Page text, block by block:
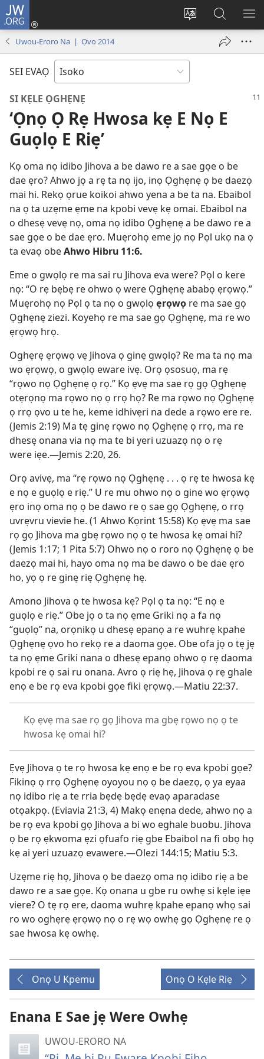
JW.ORG
Nwene
Ro
Eva
window)
Gwọlọ
JW.ORG
Uwou-Eroro Na | Ọvo 2014
SEI EVAỌ
SI KẸLE ỌGHẸNẸ
‘Ọnọ Ọ Rẹ Hwosa kẹ E Nọ E
Guọlọ E Riẹ’
Kọ oma nọ idibo Jihova a be dawo re a sae gọe o be
dae ẹro? Ahwo jọ a rẹ ta nọ ijo, inọ Ọghẹnẹ ọ be daezọ
mai hi. Rekọ ọrue koikoi ahwo yena a be ta na. Ebaibol
na ọ ta uzẹme ẹme na kpobi vevẹ kẹ omai. Ebaibol na
o dhesẹ vevẹ nọ, oma nọ idibo Ọghẹnẹ a be dawo re a
sae gọe o be dae ẹro. Muẹrohọ eme jọ nọ Pọl ukọ na ọ
ta evaọ obeAhwo Hibru 11:6.
Eme o gwọlọ re ma sai ru Jihova eva were? Pọl o kere
nọ: “O rẹ bẹbẹ re ohwo ọ were Ọghẹnẹ ababọ ẹrọwọ.”
Muẹrohọ nọ Pọl ọ ta nọ o gwọlọ ẹrọwọ re ma sae gọ
Ọghẹnẹ ziezi. Koyehọ re ma sae gọ Ọghẹnẹ, ma re wo
ẹrọwọ hrọ.
Oghẹrẹ ẹrọwọ vẹ Jihova ọ ginẹ gwọlọ? Re ma ta nọ ma
wo ẹrọwọ, o gwọlọ eware ivẹ. Orọ ọsosuọ, ma rẹ
“rọwo nọ Ọghẹnẹ ọ rọ.” Kọ ẹvẹ ma sae rọ gọ Ọghẹnẹ
otẹrọnọ ma rọwo nọ ọ rrọ họ? Re ma rọwo nọ Ọghẹnẹ
ọ rrọ ọvo u te he, keme idhivẹri na dede a rọwo ere re.
(Jemis 2:19) Ma tẹ ginẹ rọwo nọ Ọghẹnẹ ọ rrọ, ma re
dhesẹ onana via nọ ma te bi yeri uzuazọ nọ o rẹ
were iẹe.—Jemis 2:20, 26.
Orọ avivẹ, ma “rẹ rọwo nọ Ọghẹnẹ . . . ọ rẹ te hwosa kẹ
e nọ e guọlọ e riẹ.” U re mu ohwo nọ o gine wo ẹrọwọ
ẹro inọ oma nọ ọ be dawo re ọ sae gọ Ọghẹnẹ, o rrọ
uvrẹvru vievie he. (1 Ahwo Kọrint 15:58) Kọ ẹvẹ ma sae
rọ gọ Jihova ma gbẹ rọwo nọ ọ te hwosa kẹ omai hi?
(Jemis 1:17; 1 Pita 5:7) Ohwo nọ o roro nọ Ọghẹnẹ ọ be
daezọ mai hi, hayo oma nọ ma be dawo o be dae ẹro
ho, yọ ọ re ginẹ riẹ Ọghẹnẹ hẹ.
Amono Jihova ọ te hwosa kẹ? Pọl ọ ta nọ: “E nọ e
guọlọ e riẹ.” Obe jọ o ta nọ ẹme Griki nọ a fa nọ
“guọlọ” na, orọnikọ u dhesẹ epanọ a re wuhrẹ kpahe
Ọghẹnẹ ọvo ho rekọ re a daoma gọe. Obe ofa jọ o tẹ jẹ
ta nọ ẹme Griki nana o dhesẹ epanọ ohwo ọ rẹ daoma
kpobi re ọ sai ru onana. Avro ọ riẹ hẹ, Jihova ọ rẹ ghale
enọ e be rọ eva kpobi gọe fiki ẹrọwọ.—Matiu 22:37.
Kọ ẹvẹ ma sae rọ gọ Jihova ma gbẹ rọwo nọ ọ te
hwosa kẹ omai hi?
Ẹvẹ Jihova ọ te rọ hwosa kẹ enọ e be rọ eva kpobi gọe?
Fikinọ ọ rrọ Ọghẹnẹ oyoyou nọ ọ be daezọ, ọ ya eyaa
nọ idibo riẹ a te rria bẹdẹ bẹdẹ evaọ aparadase
otọakpọ. (Eviavia 21:3, 4) Makọ enẹna dede, ahwo nọ a
be rọ eva kpobi gọ Jihova a bi wo eghale buobu. Jihova
ọ be rọ ẹkwoma ẹzi ọfuafo riẹ gbe Ebaibol na fi obọ họ
kẹ ai yeri uzuazọ evawere.—Olezi 144:15; Matiu 5:3.
Uzẹme riẹ họ, Jihova ọ be daezọ oma nọ idibo riẹ a be
dawo re a sae gọe. Kọ onana u gbe ru owhẹ si kẹle iẹe
viere? O tẹ rọ ere, daoma wuhrẹ kpahe epanọ whọ sai
ro wo oghẹrẹ ẹrọwọ nọ o rẹ wọ owhẹ gọ Ọghẹnẹ re ọ
sae hwosa kẹ owhẹ.
Onọ U Kpemu Onọ O Kẹle Riẹ
Enana E Sae jẹ Were Owhẹ
UWOU-ERORO NA